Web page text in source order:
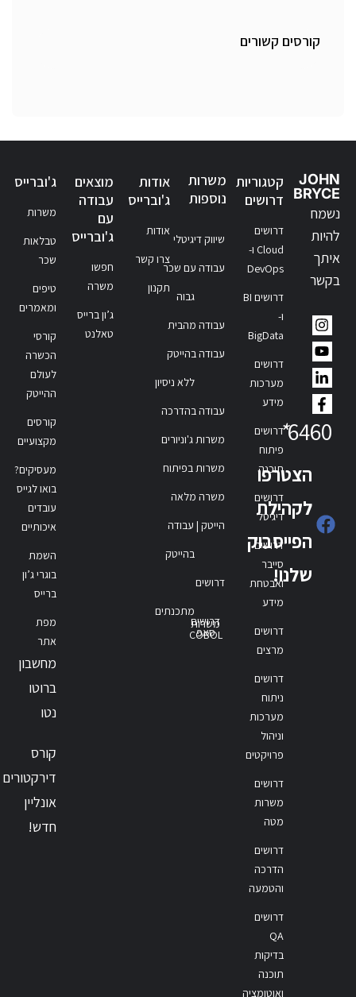
קורסים קשורים
JOHN
BRYCE
נשמח
להיות
איתך
בקשר
6460
*
הצטרפו
לקהילת
הפייסבוק
שלנו!
קטגוריות
דרושים
דרושים
Cloud ו-
DevOps
דרושים BI
ו-
BigData
דרושים
מערכות
מידע
דרושים
פיתוח
תוכנה
דרושים
דיגיטל
דרושים
סייבר
ואבטחת
מידע
דרושים
מרצים
דרושים
ניתוח
מערכות
וניהול
פרויקטים
דרושים
משרות
מטה
דרושים
הדרכה
והטמעה
דרושים
QA
בדיקות
תוכנה
ואוטומציה
משרות
נוספות
שיווק דיגיטלי
עבודה עם שכר
גבוה
עבודה מהבית
עבודה בהייטק
ללא ניסיון
עבודה בהדרכה
משרות ג'וניורים
משרות בפיתוח
משרה מלאה
הייטק | עבודה
בהייטק
דרושים
מתכנתים
דרושים
סאפ
משרות
COBOL
אודות
ג'וברייס
אודות
צרו קשר
תקנון
מוצאים
עבודה
עם
ג'וברייס
חפשו
משרה
ג’ון ברייס
טאלנט
ג'וברייס
משרות
טבלאות
שכר
טיפים
ומאמרים
קורסי
הכשרה
לעולם
ההייטק
קורסים
מקצועיים
מעסיקים?
בואו לגייס
עובדים
איכותיים
השמת
בוגרי ג’ון
ברייס
מפת
אתר
מחשבון
ברוטו
נטו
קורס
דירקטורים
אונליין
חדש!